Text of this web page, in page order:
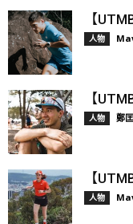
【
人物
【
人物 鄭
【
人物